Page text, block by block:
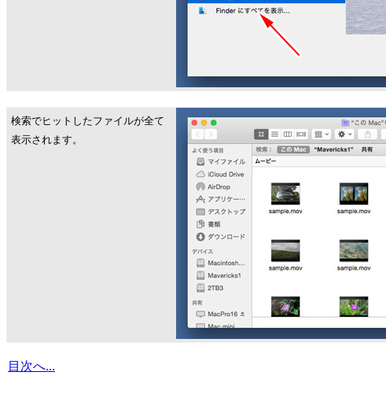
検索でヒットしたファイルが全て
表示されます。
目次へ...